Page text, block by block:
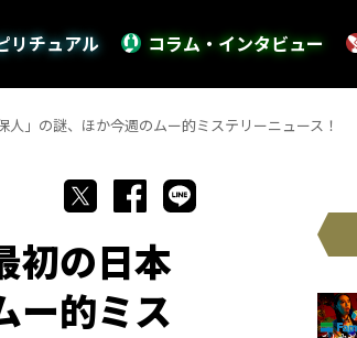
リチュアル コラム・インタビュー
」の謎、ほか今週のムー的ミステリーニュース！
初の日本
ー的ミス